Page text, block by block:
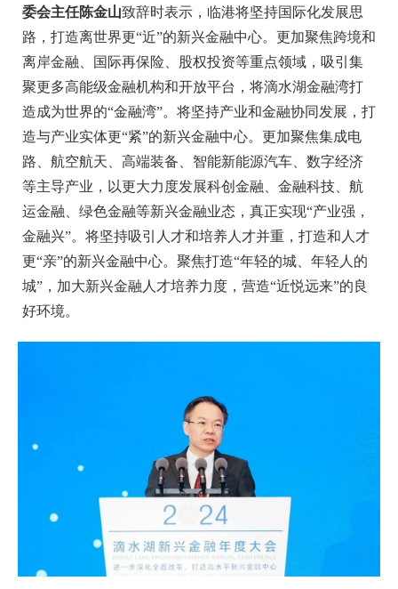
委会主任陈金山致辞时表示，临港将坚持国际化发展思
路，打造离世界更“近”的新兴金融中心。更加聚焦跨境和
离岸金融、国际再保险、股权投资等重点领域，吸引集
聚更多高能级金融机构和开放平台，将滴水湖金融湾打
造成为世界的“金融湾”。将坚持产业和金融协同发展，打
造与产业实体更“紧”的新兴金融中心。更加聚焦集成电
路、航空航天、高端装备、智能新能源汽车、数字经济
等主导产业，以更大力度发展科创金融、金融科技、航
运金融、绿色金融等新兴金融业态，真正实现“产业强，
金融兴”。将坚持吸引人才和培养人才并重，打造和人才
更“亲”的新兴金融中心。聚焦打造“年轻的城、年轻人的
城”，加大新兴金融人才培养力度，营造“近悦远来”的良
好环境。